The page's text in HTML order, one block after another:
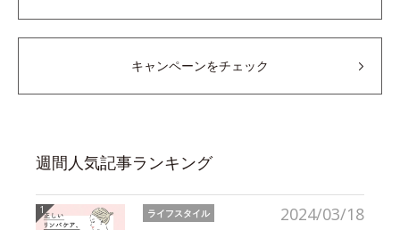
キャンペーンをチェック
週間人気記事ランキング
2024/03/18
ライフスタイル